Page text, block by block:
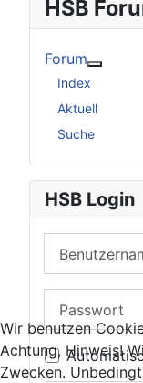
HSB
Forum
Index
Aktuell
Suche
HSB Login
Wir benutzen
Achtung, Hinweis!
Zwecken.